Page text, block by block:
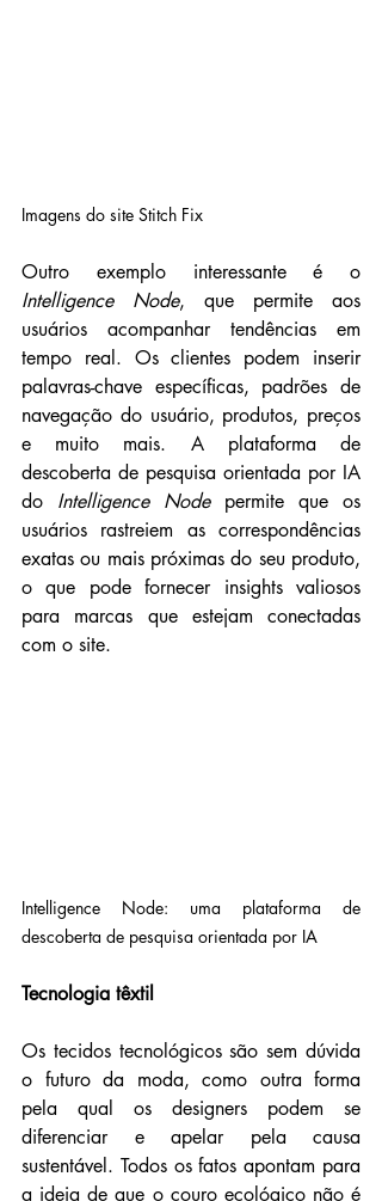
Imagens do site Stitch Fix
Intelligence Node, que permite aos
usuários acompanhar tendências em
tempo real. Os clientes podem inserir
palavras-chave específicas, padrões de
navegação do usuário, produtos, preços
e muito mais. A plataforma de
descoberta de pesquisa orientada por IA
do Intelligence Node permite que os
usuários rastreiem as correspondências
exatas ou mais próximas do seu produto,
o que pode fornecer insights valiosos
para marcas que estejam conectadas
com o site.
Intelligence Node: uma plataforma de
descoberta de pesquisa orientada por IA
Tecnologia têxtil
Os tecidos tecnológicos são sem dúvida
o futuro da moda, como outra forma
pela qual os designers podem se
diferenciar e apelar pela causa
sustentável. Todos os fatos apontam para
a ideia de que o couro ecológico não é